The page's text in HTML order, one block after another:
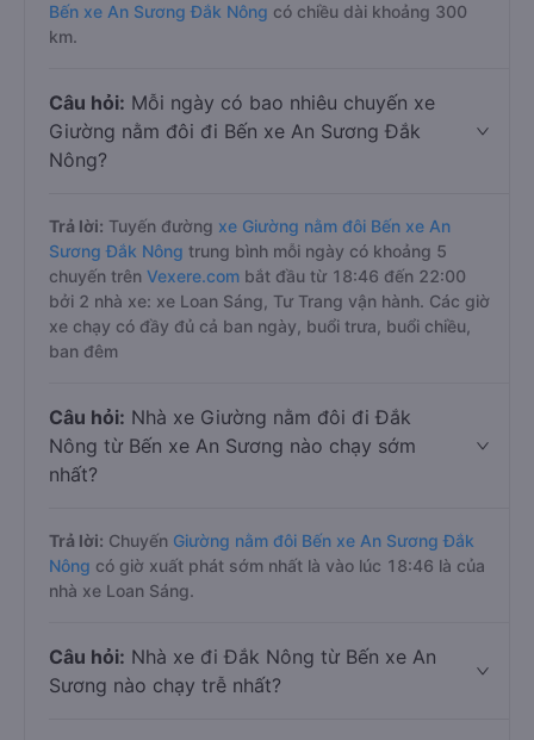
Bến xe An Sương Đắk Nông có chiều dài khoảng 300
km.
Câu hỏi: Mỗi ngày có bao nhiêu chuyến xe
Giường nằm đôi đi Bến xe An Sương Đắk
Nông?
Trả lời: Tuyến đường xe Giường nằm đôi Bến xe An
Sương Đắk Nông trung bình mỗi ngày có khoảng 5
chuyến trên Vexere.com bắt đầu từ 18:46 đến 22:00
bởi 2 nhà xe: xe Loan Sáng, Tư Trang vận hành. Các giờ
xe chạy có đầy đủ cả ban ngày, buổi trưa, buổi chiều,
ban đêm
Câu hỏi: Nhà xe Giường nằm đôi đi Đắk
Nông từ Bến xe An Sương nào chạy sớm
nhất?
Trả lời: Chuyến Giường nằm đôi Bến xe An Sương Đắk
Nông có giờ xuất phát sớm nhất là vào lúc 18:46 là của
nhà xe Loan Sáng.
Câu hỏi: Nhà xe đi Đắk Nông từ Bến xe An
Sương nào chạy trễ nhất?